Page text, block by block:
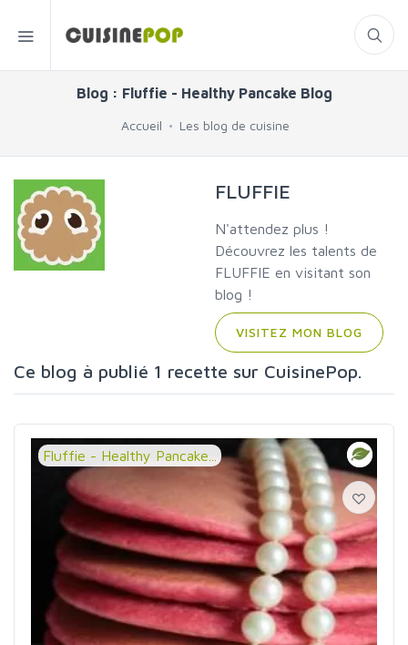
Blog : Fluffie - Healthy Pancake Blog
Accueil Les blog de cuisine
FLUFFIE
N'attendez plus !
Découvrez les talents de
FLUFFIE en visitant son
blog !
VISITEZ MON BLOG
Ce blog à publié 1 recette sur CuisinePop.
Fluffie - Healthy Pancake...